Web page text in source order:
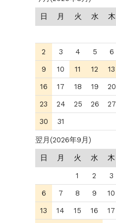
日
月 火 水 木
2
3 4 5 6
9
10 11 12 13
16
17 18 19 20
23
24 25 26 27
30
31
翌月(2026年9月)
日
月 火 水 木
1
2 3
6
7 8 9 10
13
14 15 16 17